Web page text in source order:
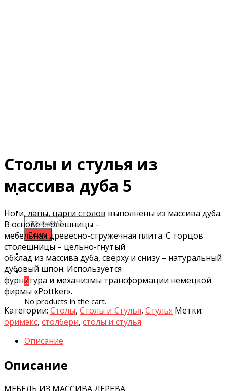
Search
for:
0
No products in the cart.
Столы и стулья из
массива дуба 5
Ноги, лапы, царги столов выполнены из массива дуба.
В основе столешницы –
мебельная древесно-стружечная плита. С торцов
столешницы – цельно-гнутый
обклад из массива дуба, сверху и снизу – натуральный
дубовый шпон. Используется
фурнитура и механизмы трансформации немецкой
фирмы «Pottker».
Категории: Столы, Столы и Стулья, Стулья Метки:
оримэкс, столбери, столы и стулья
Описание
Описание